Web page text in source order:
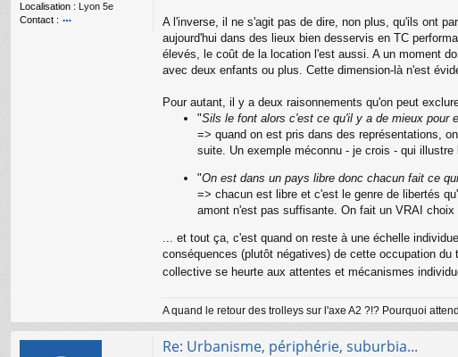
Localisation : Lyon 5e
Contact :
l
u
A l'inverse, il ne s'agit pas de dire, non plus, qu'ils ont
aujourd'hui dans des lieux bien desservis en TC
élevés, le coût de la location l'est aussi. A un moment
avec deux enfants ou plus. Cette dimension-là n'est
Pour autant, il y a deux raisonnements qu'on peut
"Sils le font alors c'est ce qu'il y a de mieux pour
=> quand on est pris dans des représentations,
suite. Un exemple méconnu - je crois - qui
"On est dans un pays libre donc chacun fait ce
=> chacun est libre et c'est le genre de libertés
amont n'est pas suffisante. On fait un VRAI
... et tout ça, c'est quand on reste à une échelle
conséquences (plutôt négatives) de cette occupation
collective se heurte aux attentes et mécanismes
A quand le retour des trolleys sur l'axe A2 ?!? Pourquoi
Re: Urbanisme, périphérie, suburbia...